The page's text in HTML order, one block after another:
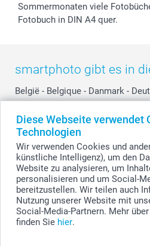
Diese Webseite verwendet
Technologien
Wir verwenden Cookies und
künstliche Intelligenz), um den
Website zu analysieren, um
personalisieren und um Social-
bereitzustellen. Wir teilen auch
Nutzung unserer Website mit
Social-Media-Partnern. Mehr
finden Sie hier.
Sommermonaten viele
Fotobuch in DIN A4 quer.
smartphoto gibt es in
België - Belgique - Danmark -
Switzerland - Suomi - Sverige -
Other Countries
Alle Preise verstehen sich in Schweizer